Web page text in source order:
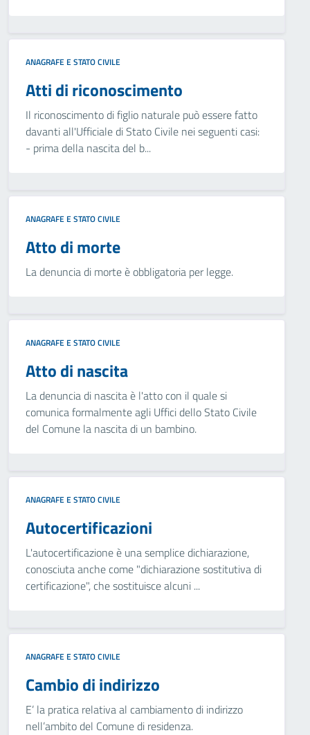
ANAGRAFE E STATO CIVILE
Atti di riconoscimento
Il riconoscimento di figlio naturale può essere fatto
davanti all'Ufficiale di Stato Civile nei seguenti casi:
- prima della nascita del b...
ANAGRAFE E STATO CIVILE
Atto di morte
La denuncia di morte è obbligatoria per legge.
ANAGRAFE E STATO CIVILE
Atto di nascita
La denuncia di nascita è l'atto con il quale si
comunica formalmente agli Uffici dello Stato Civile
del Comune la nascita di un bambino.
ANAGRAFE E STATO CIVILE
Autocertificazioni
L'autocertificazione è una semplice dichiarazione,
conosciuta anche come "dichiarazione sostitutiva di
certificazione", che sostituisce alcuni ...
ANAGRAFE E STATO CIVILE
Cambio di indirizzo
E’ la pratica relativa al cambiamento di indirizzo
nell’ambito del Comune di residenza.